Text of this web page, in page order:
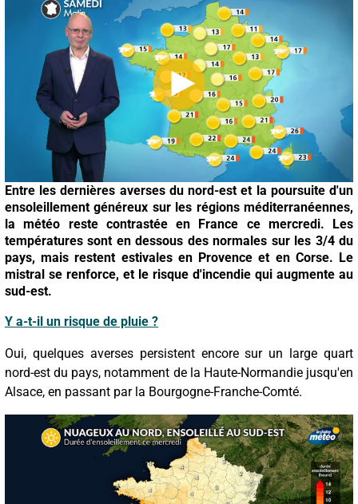
Entre les dernières averses du nord-est et la poursuite d'un
ensoleillement généreux sur les régions méditerranéennes,
la météo reste contrastée en France ce mercredi. Les
températures sont en dessous des normales sur les 3/4 du
pays, mais restent estivales en Provence et en Corse. Le
mistral se renforce, et le risque d'incendie qui augmente au
sud-est.
Y a-t-il un risque de pluie ?
Oui, quelques averses persistent encore sur un large quart
nord-est du pays, notamment de la Haute-Normandie jusqu'en
Alsace, en passant par la Bourgogne-Franche-Comté.